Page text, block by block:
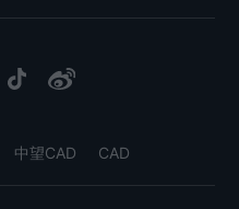
中望CAD CAD